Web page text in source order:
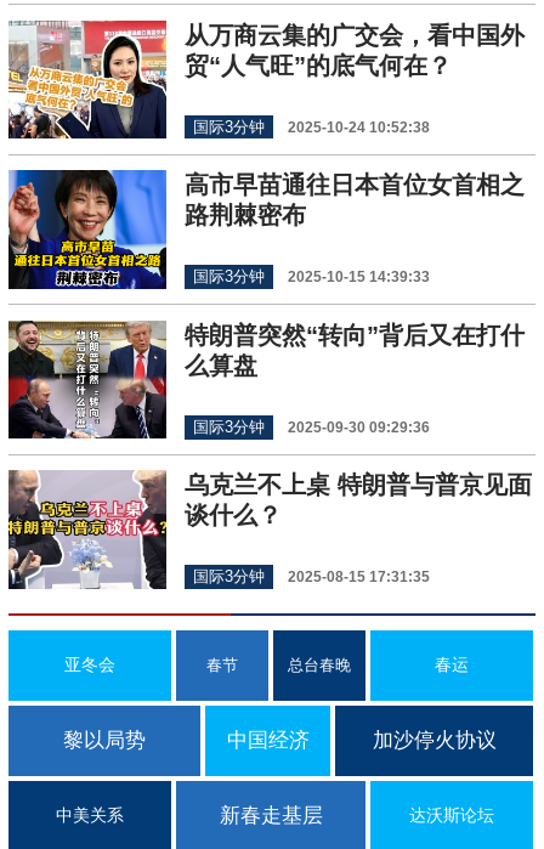
从万商云集的广交会，看中国外
贸“人气旺”的底气何在？
国际3分钟 2025-10-24 10:52:38
高市早苗通往日本首位女首相之
路荆棘密布
国际3分钟 2025-10-15 14:39:33
特朗普突然“转向”背后又在打什
么算盘
国际3分钟 2025-09-30 09:29:36
乌克兰不上桌 特朗普与普京见面
谈什么？
国际3分钟 2025-08-15 17:31:35
亚冬会 春节 总台春晚 春运
黎以局势 中国经济 加沙停火协议
中美关系 新春走基层 达沃斯论坛